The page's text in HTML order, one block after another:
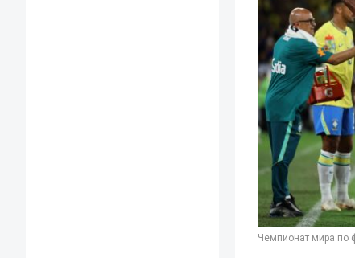
Чемпионат мира по